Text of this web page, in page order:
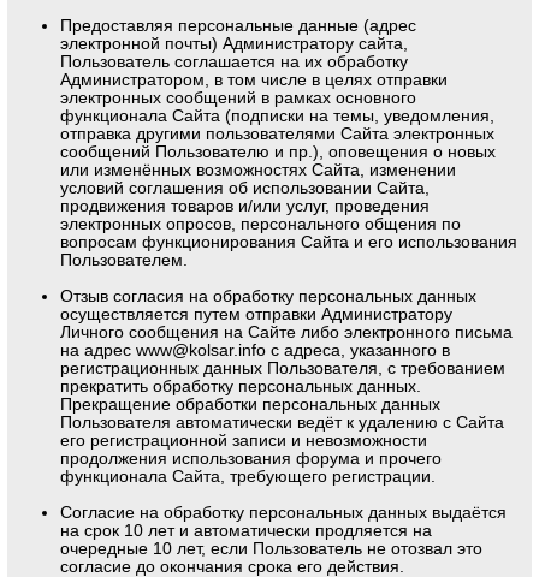
Предоставляя персональные данные (адрес
электронной почты) Администратору сайта,
Пользователь соглашается на их обработку
Администратором, в том числе в целях отправки
электронных сообщений в рамках основного
функционала Сайта (подписки на темы, уведомления,
отправка другими пользователями Сайта электронных
сообщений Пользователю и пр.), оповещения о новых
или изменённых возможностях Сайта, изменении
условий соглашения об использовании Сайта,
продвижения товаров и/или услуг, проведения
электронных опросов, персонального общения по
вопросам функционирования Сайта и его использования
Пользователем.
Отзыв согласия на обработку персональных данных
осуществляется путем отправки Администратору
Личного сообщения на Сайте либо электронного письма
на адресwww@kolsar.info с адреса, указанного в
регистрационных данных Пользователя, с требованием
прекратить обработку персональных данных.
Прекращение обработки персональных данных
Пользователя автоматически ведёт к удалению с Сайта
его регистрационной записи и невозможности
продолжения использования форума и прочего
функционала Сайта, требующего регистрации.
Согласие на обработку персональных данных выдаётся
на срок 10 лет и автоматически продляется на
очередные 10 лет, если Пользователь не отозвал это
согласие до окончания срока его действия.